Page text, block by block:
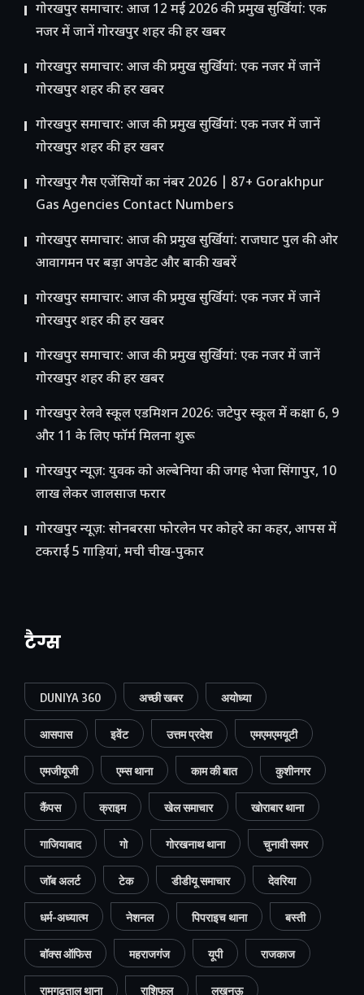
गोरखपुर समाचार: आज 12 मई 2026 की प्रमुख सुर्खियां: एक
नजर में जानें गोरखपुर शहर की हर खबर
गोरखपुर समाचार: आज की प्रमुख सुर्खियां: एक नजर में जानें
गोरखपुर शहर की हर खबर
गोरखपुर समाचार: आज की प्रमुख सुर्खियां: एक नजर में जानें
गोरखपुर शहर की हर खबर
गोरखपुर गैस एजेंसियों का नंबर 2026 | 87+ Gorakhpur
Gas Agencies Contact Numbers
गोरखपुर समाचार: आज की प्रमुख सुर्खियां: राजघाट पुल की ओर
आवागमन पर बड़ा अपडेट और बाकी खबरें
गोरखपुर समाचार: आज की प्रमुख सुर्खियां: एक नजर में जानें
गोरखपुर शहर की हर खबर
गोरखपुर समाचार: आज की प्रमुख सुर्खियां: एक नजर में जानें
गोरखपुर शहर की हर खबर
गोरखपुर रेलवे स्कूल एडमिशन 2026: जटेपुर स्कूल में कक्षा 6, 9
और 11 के लिए फॉर्म मिलना शुरू
गोरखपुर न्यूज़: युवक को अल्बेनिया की जगह भेजा सिंगापुर, 10
लाख लेकर जालसाज फरार
गोरखपुर न्यूज़: सोनबरसा फोरलेन पर कोहरे का कहर, आपस में
टकराईं 5 गाड़ियां, मची चीख-पुकार
टैग्स
DUNIYA 360 अच्छी खबर अयोध्या
आसपास इवेंट उत्तम प्रदेश एमएमएमयूटी
एमजीयूजी एम्स थाना काम की बात कुशीनगर
कैंपस क्राइम खेल समाचार खोराबार थाना
गाजियाबाद गो गोरखनाथ थाना चुनावी समर
जॉब अलर्ट टेक डीडीयू समाचार देवरिया
धर्म-अध्यात्म नेशनल पिपराइच थाना बस्ती
बॉक्स ऑफिस महराजगंज यूपी राजकाज
रामगढ़ताल थाना राशिफल लखनऊ